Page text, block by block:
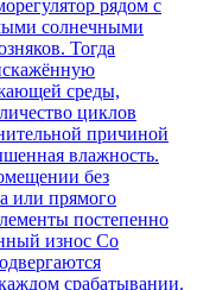
рядом с
солнечными
Тогда
среды,
циклов
причиной
влажность.
без
или прямого
постепенно
износ Со
срабатывании.